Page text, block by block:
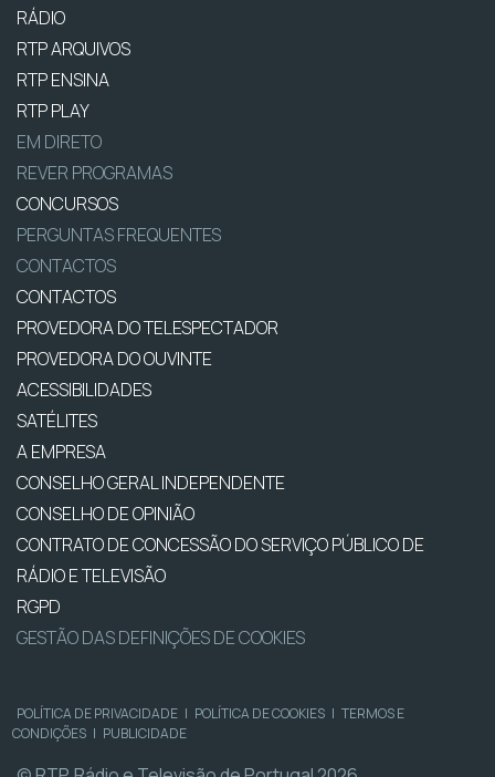
RÁDIO
RTP ARQUIVOS
RTP ENSINA
RTP PLAY
EM DIRETO
REVER PROGRAMAS
CONCURSOS
PERGUNTAS FREQUENTES
CONTACTOS
CONTACTOS
PROVEDORA DO TELESPECTADOR
PROVEDORA DO OUVINTE
ACESSIBILIDADES
SATÉLITES
A EMPRESA
CONSELHO GERAL INDEPENDENTE
CONSELHO DE OPINIÃO
CONTRATO DE CONCESSÃO DO SERVIÇO PÚBLICO DE
RÁDIO E TELEVISÃO
RGPD
GESTÃO DAS DEFINIÇÕES DE COOKIES
POLÍTICA DE PRIVACIDADE | POLÍTICA DE COOKIES | TERMOS E
CONDIÇÕES | PUBLICIDADE